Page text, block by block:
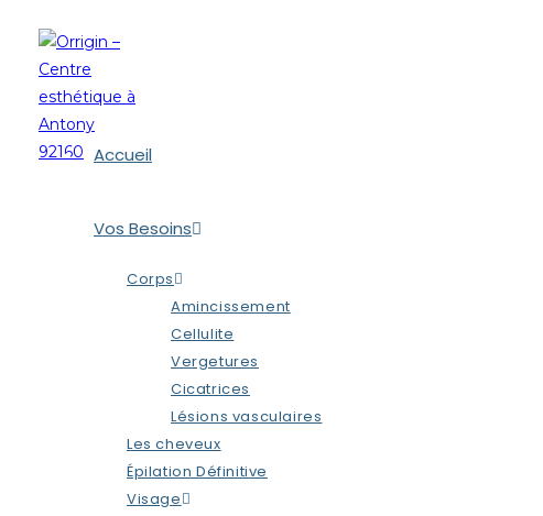
Accueil
Vos Besoins
Corps
Amincissement
Cellulite
Vergetures
Cicatrices
Lésions vasculaires
Les cheveux
Épilation Définitive
Visage